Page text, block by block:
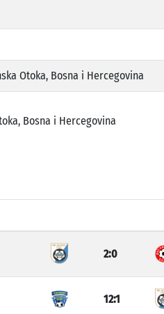
Otoka, Bosna i Hercegovina
Bosna i Hercegovina
2:0
12:1